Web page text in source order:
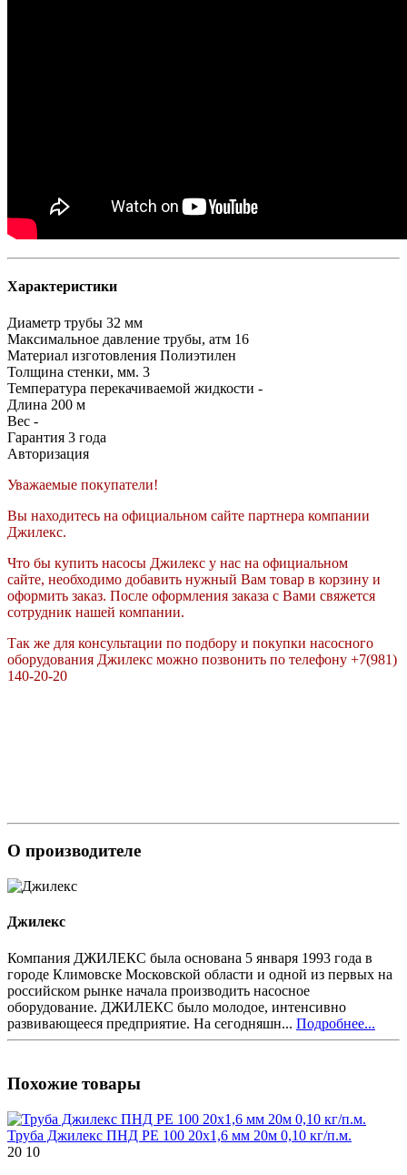
Характеристики
Диаметр трубы 32 мм
Максимальное давление трубы, атм 16
Материал изготовления Полиэтилен
Толщина стенки, мм. 3
Температура перекачиваемой жидкости -
Длина 200 м
Вес -
Гарантия 3 года
Авторизация
Уважаемые покупатели!
Вы находитесь на официальном сайте партнера компании
Джилекс.
Что бы купить насосы Джилекс у нас на официальном
сайте, необходимо добавить нужный Вам товар в корзину и
оформить заказ. После оформления заказа с Вами свяжется
сотрудник нашей компании.
Так же для консультации по подбору и покупки насосного
оборудования Джилекс можно позвонить по телефону +7(981)
140-20-20
О производителе
Джилекс
Компания ДЖИЛЕКС была основана 5 января 1993 года в
городе Климовске Московской области и одной из первых на
российском рынке начала производить насосное
оборудование. ДЖИЛЕКС было молодое, интенсивно
развивающееся предприятие. На сегодняшн... Подробнее...
Похожие товары
Труба Джилекс ПНД РЕ 100 20х1,6 мм 20м 0,10 кг/п.м.
20 10